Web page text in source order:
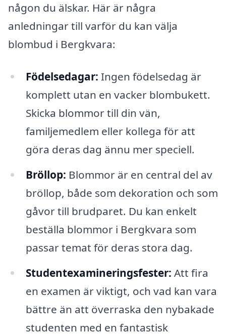
någon du älskar. Här är några
anledningar till varför du kan välja
blombud i Bergkvara:
Födelsedagar: Ingen födelsedag är
komplett utan en vacker blombukett.
Skicka blommor till din vän,
familjemedlem eller kollega för att
göra deras dag ännu mer speciell.
Bröllop: Blommor är en central del av
bröllop, både som dekoration och som
gåvor till brudparet. Du kan enkelt
beställa blommor i Bergkvara som
passar temat för deras stora dag.
Studentexamineringsfester: Att fira
en examen är viktigt, och vad kan vara
bättre än att överraska den nybakade
studenten med en fantastisk